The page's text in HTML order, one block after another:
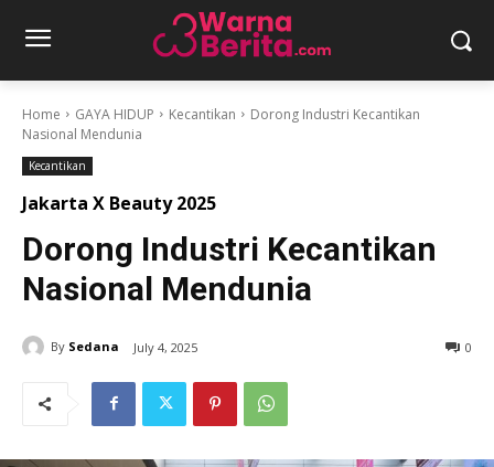
Home GAYA HIDUP Kecantikan
Dorong Industri Kecantikan
Nasional Mendunia
Kecantikan
Jakarta X Beauty 2025
Dorong Industri Kecantikan
Nasional Mendunia
By Sedana July 4, 2025 0